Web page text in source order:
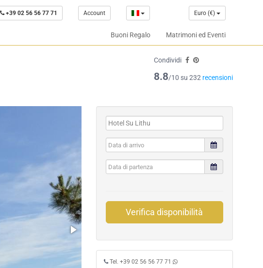
+39 02 56 56 77 71 Account Euro (€)
Buoni Regalo Matrimoni ed Eventi
Condividi
8.8/10 su 232 recensioni
Verifica disponibilità
Tel. +39 02 56 56 77 71